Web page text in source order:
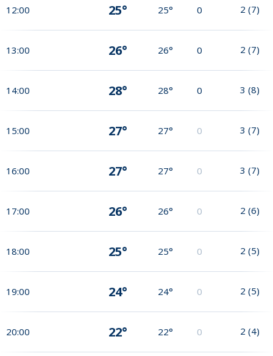
12:00 25° 25° 0 2 (7)
13:00 26° 26° 0 2 (7)
14:00 28° 28° 0 3 (8)
15:00 27° 27° 0 3 (7)
16:00 27° 27° 0 3 (7)
17:00 26° 26° 0 2 (6)
18:00 25° 25° 0 2 (5)
19:00 24° 24° 0 2 (5)
20:00 22° 22° 0 2 (4)